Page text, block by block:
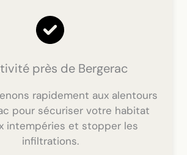
près de Bergerac
rapidement aux alentours
pour sécuriser votre habitat
intempéries et stopper les
infiltrations.